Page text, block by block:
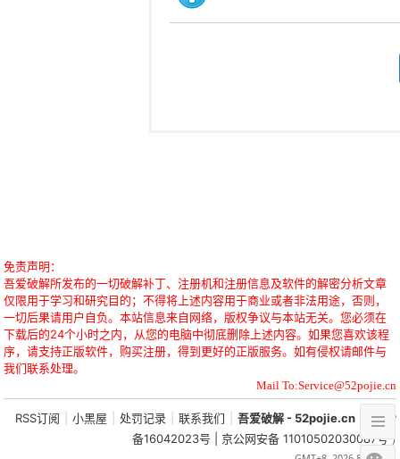
免责声明：
吾爱破解所发布的一切破解补丁、注册机和注册信息及软件的解密分析文章
仅限用于学习和研究目的；不得将上述内容用于商业或者非法用途，否则，
一切后果请用户自负。本站信息来自网络，版权争议与本站无关。您必须在
下载后的24个小时之内，从您的电脑中彻底删除上述内容。如果您喜欢该程
序，请支持正版软件，购买注册，得到更好的正版服务。如有侵权请邮件与
我们联系处理。
Mail To:Service@52pojie.cn
RSS订阅 小黑屋 处罚记录 联系我们 吾爱破解 - 52pojie.cn(
京ICP
备16042023号 | 京公网安备 11010502030087号)